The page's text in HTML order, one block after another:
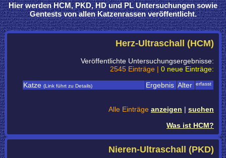
Hier werdenHCM, PKD, HD und PL Untersuchungen sowie
Gentestsvonallen Katzenrassenveröffentlicht.
Herz-Ultraschall (HCM)
Veröffentlichte Untersuchungsergebnisse:
2545 Einträge | 0 neue Einträge:
Katze (Link führt zu Details) Ergebnis Alter erfasst
Alle Einträge anzeigen | suchen
Was ist HCM?
Nieren-Ultraschall (PKD)